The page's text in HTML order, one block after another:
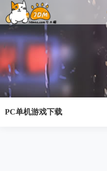
PC单机游戏下载